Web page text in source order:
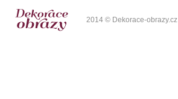
2014 © Dekorace-obrazy.cz